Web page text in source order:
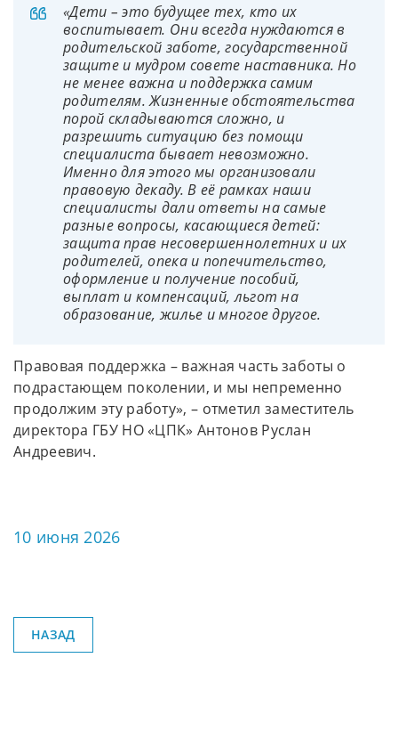
«Дети – это будущее тех, кто их
воспитывает. Они всегда нуждаются в
родительской заботе, государственной
защите и мудром совете наставника. Но
не менее важна и поддержка самим
родителям. Жизненные обстоятельства
порой складываются сложно, и
разрешить ситуацию без помощи
специалиста бывает невозможно.
Именно для этого мы организовали
правовую декаду. В её рамках наши
специалисты дали ответы на самые
разные вопросы, касающиеся детей:
защита прав несовершеннолетних и их
родителей, опека и попечительство,
оформление и получение пособий,
выплат и компенсаций, льгот на
образование, жилье и многое другое.
Правовая поддержка – важная часть заботы о
подрастающем поколении, и мы непременно
продолжим эту работу», – отметил заместитель
директора ГБУ НО «ЦПК» Антонов Руслан
Андреевич.
10 июня 2026
НАЗАД